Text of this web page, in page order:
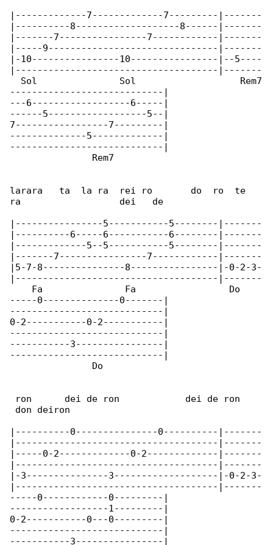
|-------------7-------------7---------|-------
|----------8-------------------8------|-------
|-------7----------------7------------|-------
|-----9-------------------------------|-------
|-10----------------10----------------|--5----
|-------------------------------------|-------
  Sol               Sol                   Rem7
----------------------------|
---6------------------6-----|
------5------------------5--|
7-----------------7---------|
--------------5-------------|
----------------------------|
               Rem7
larara   ta  la ra  rei ro       do  ro  te
ra                  dei   de
|----------------5-----------5--------|-------
|----------6-----6-----------6--------|-------
|-------------5--5-----------5--------|-------
|-------7----------------7------------|-------
|5-7-8---------------8----------------|-0-2-3-
|-------------------------------------|-------
    Fa               Fa                 Do
-----0--------------0-------|
----------------------------|
0-2-----------0-2-----------|
----------------------------|
-----------3----------------|
----------------------------|
               Do
ron      dei de ron            dei de ron
don deiron
|----------0---------------0----------|-------
|-------------------------------------|-------
|-----0-2-------------0-2-------------|-------
|-------------------------------------|-------
|-3---------------3-------------------|-0-2-3-
|-------------------------------------|-------
-----0------------0---------|
------------------1---------|
0-2-----------0---0---------|
----------------------------|
-----------3----------------|